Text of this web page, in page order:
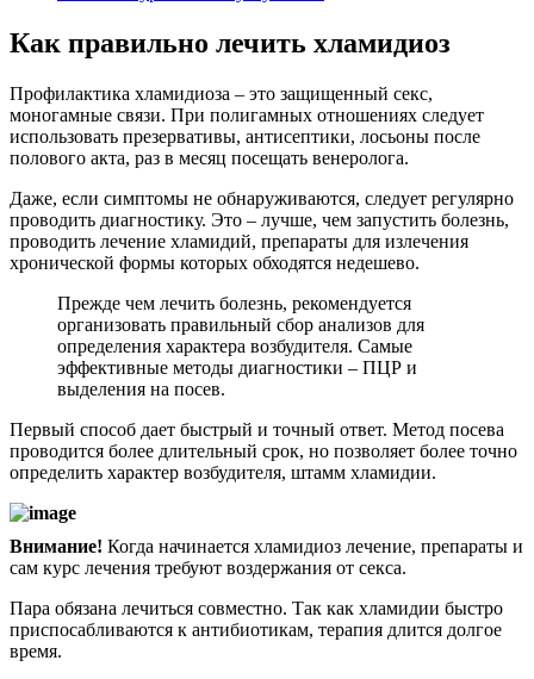
Как правильно лечить хламидиоз
Профилактика хламидиоза – это защищенный секс,
моногамные связи. При полигамных отношениях следует
использовать презервативы, антисептики, лосьоны после
полового акта, раз в месяц посещать венеролога.
Даже, если симптомы не обнаруживаются, следует регулярно
проводить диагностику. Это – лучше, чем запустить болезнь,
проводить лечение хламидий, препараты для излечения
хронической формы которых обходятся недешево.
Прежде чем лечить болезнь, рекомендуется
организовать правильный сбор анализов для
определения характера возбудителя. Самые
эффективные методы диагностики – ПЦР и
выделения на посев.
Первый способ дает быстрый и точный ответ. Метод посева
проводится более длительный срок, но позволяет более точно
определить характер возбудителя, штамм хламидии.
Внимание! Когда начинается хламидиоз лечение, препараты и
сам курс лечения требуют воздержания от секса.
Пара обязана лечиться совместно. Так как хламидии быстро
приспосабливаются к антибиотикам, терапия длится долгое
время.